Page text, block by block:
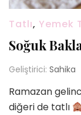
Tatlı, Yemek
Soğuk
Geliştirici: Sahika
Ramazan
diğeri de tatlı